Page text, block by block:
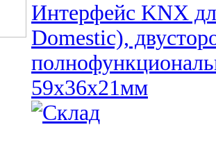
Интерфейс KNX
Domestic),
59х36х21мм